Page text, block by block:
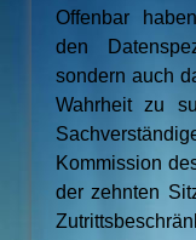
Offenbar
den
sondern auch
Wahrheit zu
Kommission
der zehnten